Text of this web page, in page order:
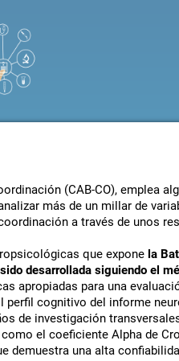
(CAB-CO), emplea
más de un millar de
a través de unos
que expone la
desarrollada siguiendo el
apropiadas para una
perfil cognitivo del informe
de investigación
el coeficiente Alpha de
demuestra una alta